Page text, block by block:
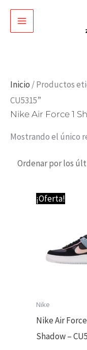
Inicio / Productos
CU5315”
Nike Air Force 1
Mostrando el único
¡Oferta!
Nike
Nike Air
Shadow –
El
precio
89,95 €.